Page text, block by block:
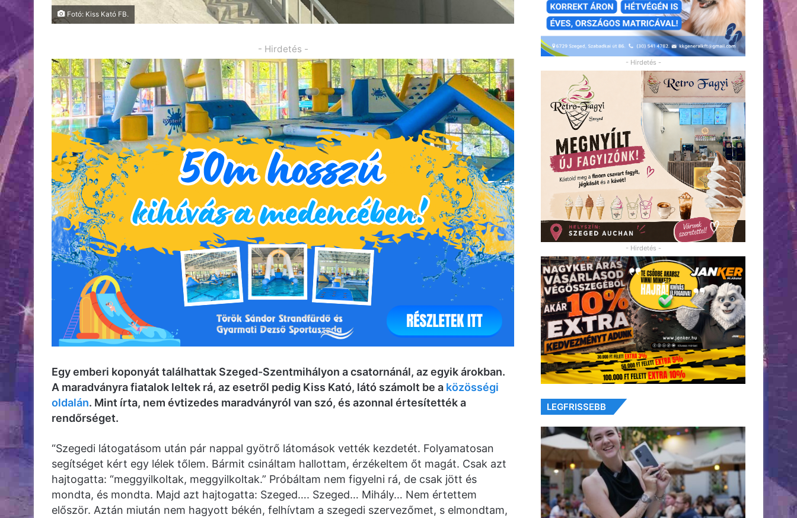
Fotó: Kiss Kató FB.
- Hirdetés -
Egy emberi koponyát találhattak Szeged-Szentmihályon a csatornánál, az egyik árokban.
A maradványra fiatalok leltek rá, az esetről pedig Kiss Kató, látó számolt be a közösségi
oldalán. Mint írta, nem évtizedes maradványról van szó, és azonnal értesítették a
rendőrséget.
“Szegedi látogatásom után pár nappal gyötrő látomások vették kezdetét. Folyamatosan
segítséget kért egy lélek tőlem. Bármit csináltam hallottam, érzékeltem őt magát. Csak azt
hajtogatta: “meggyilkoltak, meggyilkoltak.” Próbáltam nem figyelni rá, de csak jött és
mondta, és mondta. Majd azt hajtogatta: Szeged…. Szeged… Mihály… Nem értettem
először. Aztán miután nem hagyott békén, felhívtam a szegedi szervezőmet, s elmondtam,
- Hirdetés -
- Hirdetés -
LEGFRISSEBB